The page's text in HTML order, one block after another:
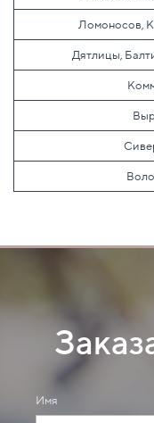
Ломоносов,
Дятлицы,
Имя